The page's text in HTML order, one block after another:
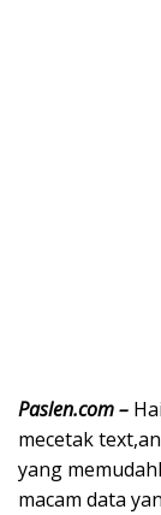
Paslen.com –
mecetak
yang
macam data